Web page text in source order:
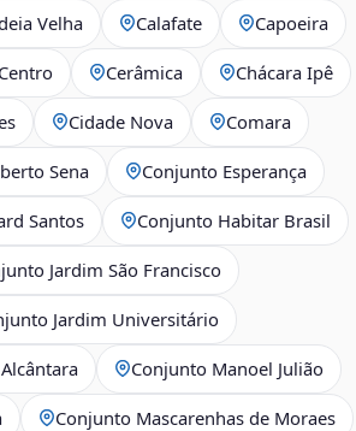
Velha Calafate Capoeira
Centro Cerâmica Chácara Ipê
Cidade Nova Comara
Sena Conjunto Esperança
Santos Conjunto Habitar Brasil
Jardim São Francisco
Jardim Universitário
Conjunto Manoel Julião
Conjunto Mascarenhas de Moraes